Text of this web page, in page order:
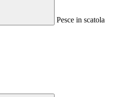
Pesce in scatola